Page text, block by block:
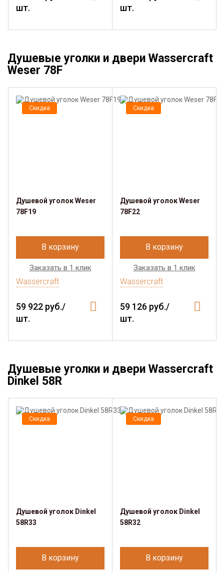
шт.
шт.
Душевые уголки и двери Wassercraft
Weser 78F
Скидка
Душевой уголок Weser
78F19
В корзину
Заказать в 1 клик
Wassercraft
59 922 руб./
шт.
Скидка
Душевой уголок Weser
78F22
В корзину
Заказать в 1 клик
Wassercraft
59 126 руб./
шт.
Душевые уголки и двери Wassercraft
Dinkel 58R
Скидка
Душевой уголок Dinkel
58R33
В корзину
Скидка
Душевой уголок Dinkel
58R32
В корзину